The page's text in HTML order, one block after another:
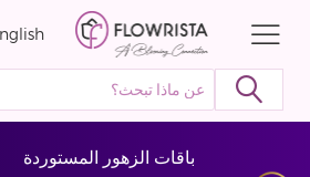
English
باقات الزهور المستوردة